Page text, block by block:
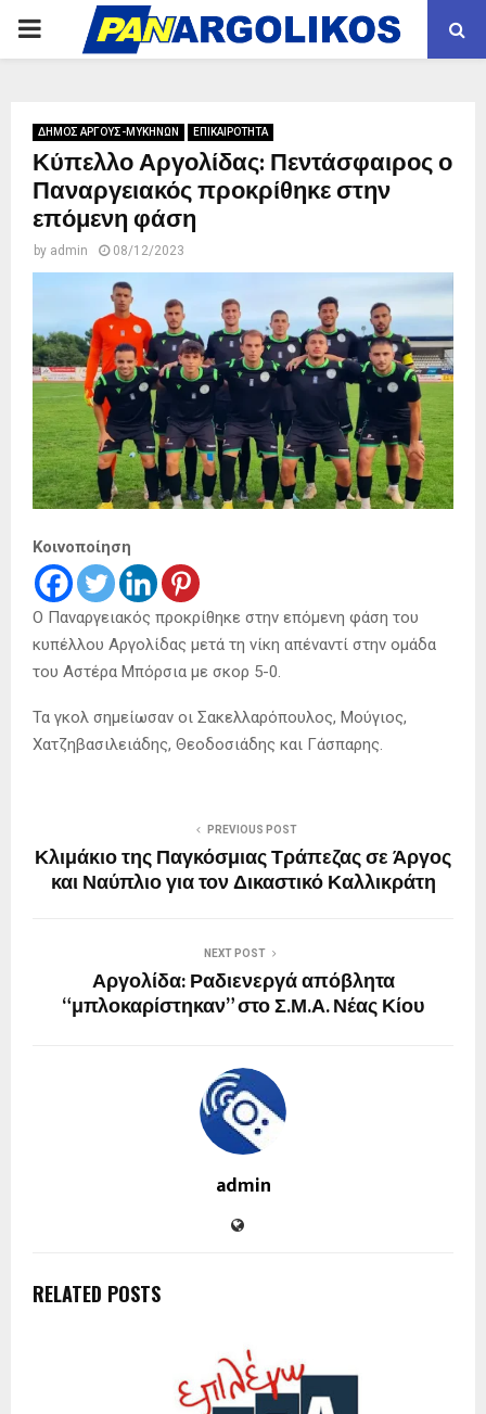
PRIMARY
ΔΗΜΟΣ ΑΡΓΟΥΣ-ΜΥΚΗΝΩΝ ΕΠΙΚΑΙΡΟΤΗΤΑ
Κύπελλο Αργολίδας: Πεντάσφαιρος ο
Παναργειακός προκρίθηκε στην
επόμενη φάση
by admin 08/12/2023
Κοινοποίηση
Ο Παναργειακός προκρίθηκε στην επόμενη φάση του
κυπέλλου Αργολίδας μετά τη νίκη απέναντί στην ομάδα
του Αστέρα Μπόρσια με σκορ 5-0.
Τα γκολ σημείωσαν οι Σακελλαρόπουλος, Μούγιος,
Χατζηβασιλειάδης, Θεοδοσιάδης και Γάσπαρης.
PREVIOUS POST
Κλιμάκιο της Παγκόσμιας Τράπεζας σε Άργος
και Ναύπλιο για τον Δικαστικό Καλλικράτη
NEXT POST
Αργολίδα: Ραδιενεργά απόβλητα
“μπλοκαρίστηκαν” στο Σ.Μ.Α. Νέας Κίου
admin
RELATED POSTS